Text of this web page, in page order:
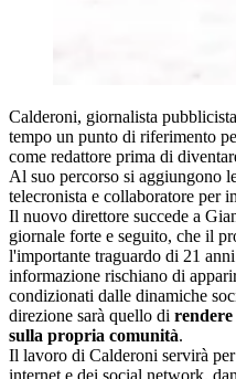
Calderoni, giornalista
tempo un punto di riferimento
come redattore prima di
Al suo percorso si aggiungono
telecronista e collaboratore per
Il nuovo direttore succede a
giornale forte e seguito, che il
l'importante traguardo di 21
informazione rischiano di
condizionati dalle dinamiche
direzione sarà quello di
sulla propria comunità.
Il lavoro di Calderoni servirà